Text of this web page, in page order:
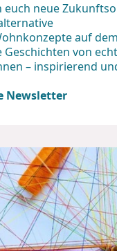
euch neue
auf
Geschichten von
– inspirierend
Newsletter